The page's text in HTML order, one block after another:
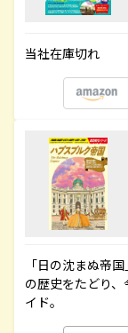
当社在庫切れ
「日の沈まぬ帝
の歴史をたどり
イド。